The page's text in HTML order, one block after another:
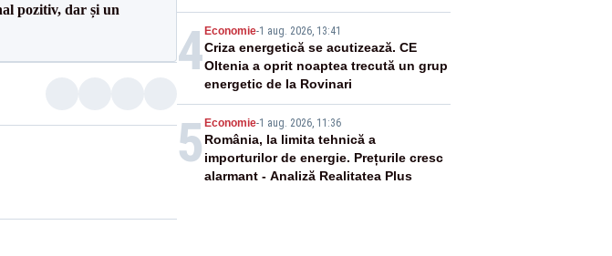
pozitiv, dar și un
4 Economie-1 aug. 2026, 13:41
Criza energetică se acutizează. CE
Oltenia a oprit noaptea trecută un grup
energetic de la Rovinari
5 Economie-1 aug. 2026, 11:36
România, la limita tehnică a
importurilor de energie. Prețurile cresc
alarmant - Analiză Realitatea Plus